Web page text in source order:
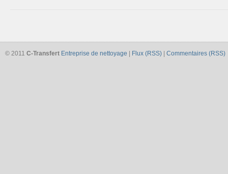
© 2011 C-Transfert Entreprise de nettoyage Flux (RSS) Commentaires (RSS)